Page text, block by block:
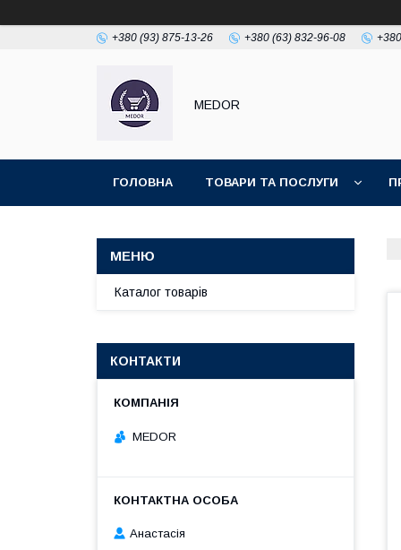
+380 (93) 875-13-26 +380 (63) 832-96-08
MEDOR
ГОЛОВНА ТОВАРИ ТА ПОСЛУГИ
Каталог товарів
КОНТАКТИ
MEDOR
Анастасія